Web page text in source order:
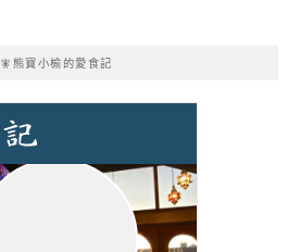
🧚熊寶小榆的愛食記